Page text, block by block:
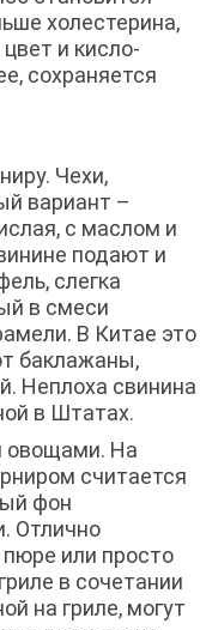
холестерина,
и кисло-
сохраняется
Чехи,
вариант –
с маслом и
подают и
слегка
в смеси
В Китае это
баклажаны,
Неплоха свинина
в Штатах.
овощами. На
считается
фон
Отлично
или просто
в сочетании
на гриле, могут